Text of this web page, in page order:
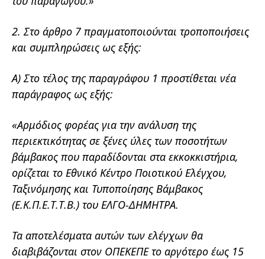
2. Στο άρθρο 7 πραγματοποιούνται τροποποιήσεις
και συμπληρώσεις ως εξής:
Α) Στο τέλος της παραγράφου 1 προστίθεται νέα
παράγραφος ως εξής:
«Αρμόδιος φορέας για την ανάλυση της
περιεκτικότητας σε ξένες ύλες των ποσοτήτων
βάμβακος που παραδίδονται στα εκκοκκιστήρια,
ορίζεται το Εθνικό Κέντρο Ποιοτικού Ελέγχου,
Ταξινόμησης και Τυποποίησης Βάμβακος
(Ε.Κ.Π.Ε.Τ.Τ.Β.) του ΕΛΓΟ-ΔΗΜΗΤΡΑ.
Τα αποτελέσματα αυτών των ελέγχων θα
διαβιβάζονται στον ΟΠΕΚΕΠΕ το αργότερο έως 15